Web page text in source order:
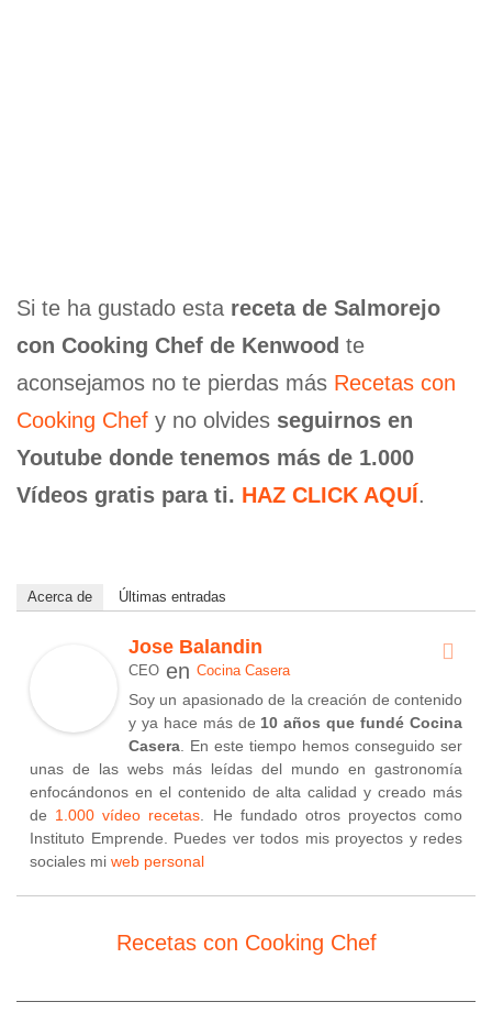
Si te ha gustado esta receta de Salmorejo
con Cooking Chef de Kenwood te
aconsejamos no te pierdas más Recetas con
Cooking Chef y no olvides seguirnos en
Youtube donde tenemos más de 1.000
Vídeos gratis para ti. HAZ CLICK AQUÍ.
Acerca de Últimas entradas
Jose Balandin
CEO en Cocina Casera
Soy un apasionado de la creación de contenido
y ya hace más de 10 años que fundé Cocina
Casera. En este tiempo hemos conseguido ser
unas de las webs más leídas del mundo en gastronomía
enfocándonos en el contenido de alta calidad y creado más
de 1.000 vídeo recetas. He fundado otros proyectos como
Instituto Emprende. Puedes ver todos mis proyectos y redes
sociales mi web personal
Recetas con Cooking Chef